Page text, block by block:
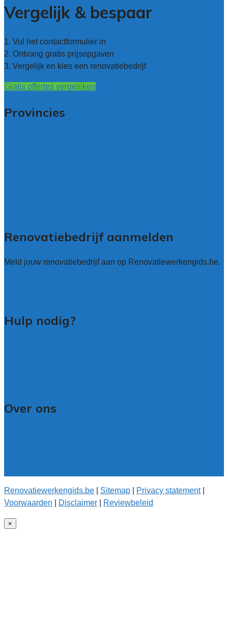
Vergelijk & bespaar
1. Vul het contactformulier in
2. Ontvang gratis prijsopgaven
3. Vergelijk en kies een renovatiebedrijf
Gratis offertes vergelijken
Provincies
Renovatiebedrijf aanmelden
Meld jouw renovatiebedrijf aan op Renovatiewerkengids.be.
Hulp nodig?
Over ons
Renovatiewerkengids.be Sitemap Privacy statement|
Voorwaarden
Disclaimer Reviewbeleid
×